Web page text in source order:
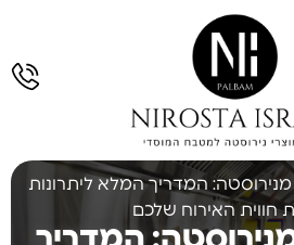
המדריך המלא ליתרונות
חווית האירוח שלכם